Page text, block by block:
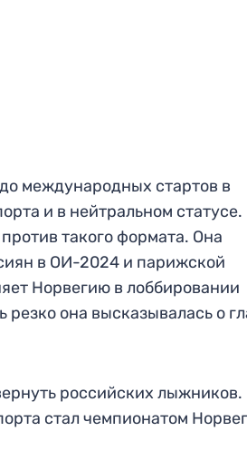
международных стартов в
и в нейтральном статусе.
такого формата. Она
в ОИ-2024 и парижской
Норвегию в лоббировании
она высказывалась о
российских лыжников.
стал чемпионатом